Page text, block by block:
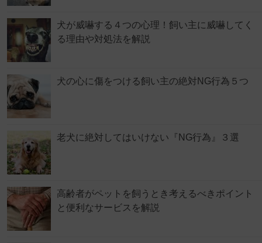
犬が威嚇する４つの心理！飼い主に威嚇してく
る理由や対処法を解説
犬の心に傷をつける飼い主の絶対NG行為５つ
老犬に絶対してはいけない『NG行為』３選
高齢者がペットを飼うとき考えるべきポイント
と便利なサービスを解説